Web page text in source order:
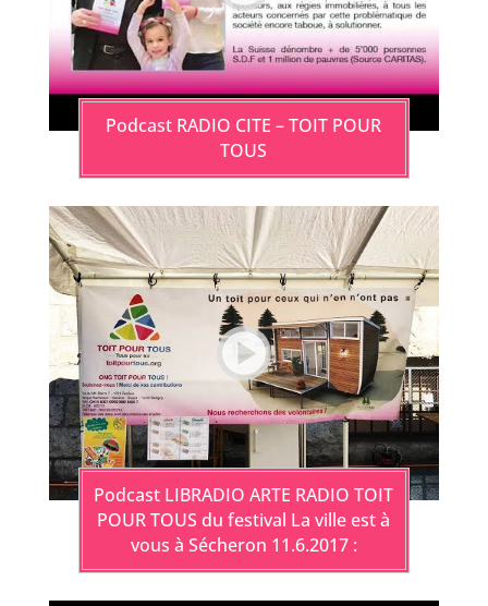
Podcast RADIO CITE – TOIT POUR
TOUS
Podcast LIBRADIO ARTE RADIO TOIT
POUR TOUS du festival La ville est à
vous à Sécheron 11.6.2017 :